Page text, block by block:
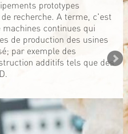
prototypes
recherche. A terme, c'est
continues qui
de production des usines
par exemple des
additifs tels que des